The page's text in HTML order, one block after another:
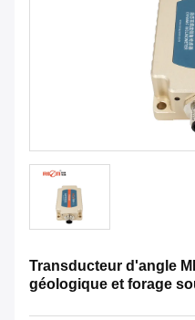
Transducteur d'angle
géologique et forage